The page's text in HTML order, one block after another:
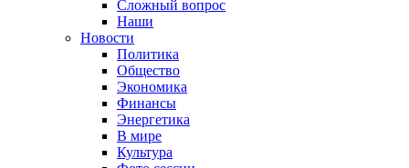
Сложный вопрос
Наши
Новости
Политика
Общество
Экономика
Финансы
Энергетика
В мире
Культура